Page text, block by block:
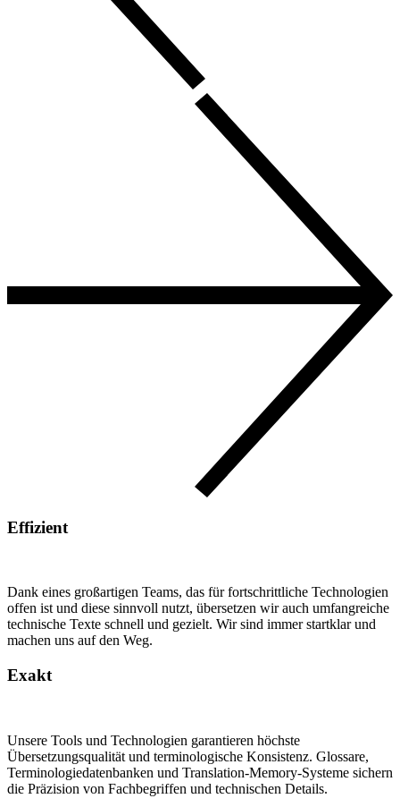
Effizient
Dank eines großartigen Teams, das für fortschrittliche Technologien
offen ist und diese sinnvoll nutzt, übersetzen wir auch umfangreiche
technische Texte schnell und gezielt. Wir sind immer startklar und
machen uns auf den Weg.
Exakt
Unsere Tools und Technologien garantieren höchste
Übersetzungsqualität und terminologische Konsistenz. Glossare,
Terminologiedatenbanken und Translation-Memory-Systeme sichern
die Präzision von Fachbegriffen und technischen Details.